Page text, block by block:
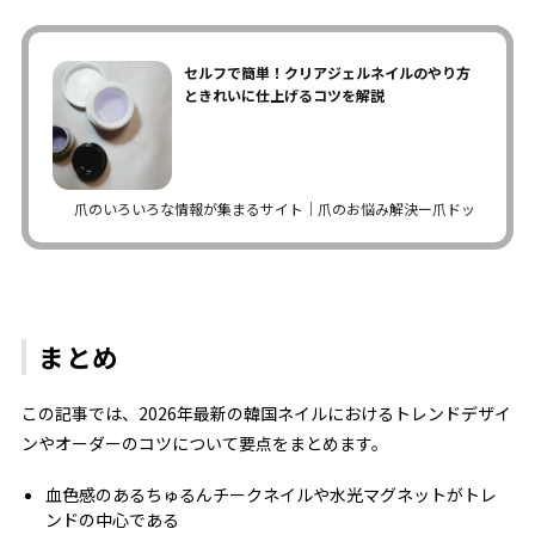
セルフで簡単！クリアジェルネイルのやり方
ときれいに仕上げるコツを解説
爪のいろいろな情報が集まるサイト｜爪のお悩み解決ー爪ドットコム
まとめ
この記事では、2026年最新の韓国ネイルにおけるトレンドデザイ
ンやオーダーのコツについて要点をまとめます。
血色感のあるちゅるんチークネイルや水光マグネットがトレ
ンドの中心である